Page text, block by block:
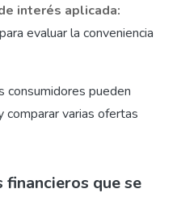
interés aplicada:
evaluar la conveniencia
consumidores pueden
comparar varias ofertas
financieros que se